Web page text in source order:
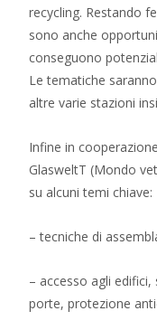
recycling. Restando
sono anche
conseguono
Le tematiche
altre varie stazioni
Infine in
GlasweltT (Mondo
su alcuni temi chiave:
– tecniche di
– accesso agli
porte, protezione